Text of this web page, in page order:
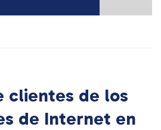
clientes de los
de Internet en